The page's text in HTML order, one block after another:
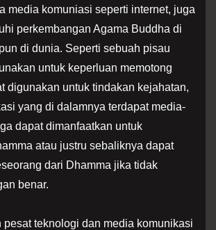
media komuniasi seperti internet, juga
perkembangan Agama Buddha di
di dunia. Seperti sebuah pisau
untuk keperluan memotong
digunakan untuk tindakan kejahatan,
yang di dalamnya terdapat media-
dapat dimanfaatkan untuk
atau justru sebaliknya dapat
dari Dhamma jika tidak
benar.
pesat teknologi dan media komunikasi